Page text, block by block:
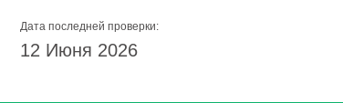
Дата последней проверки:
12 Июня 2026